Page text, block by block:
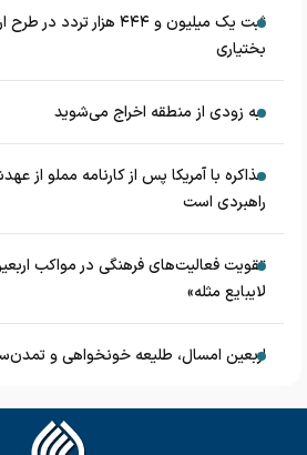
ثبت یک میلیون و ۴۴۴ هزار
بختیاری
به زودی از منطقه اخراج می‌شوید
مذاکره با آمریکا پس از کارنامه مملو از
راهبردی است
تقویت فعالیت‌های فرهنگی در مواکب
لایبایع مثله»
اربعین امسال، طلیعه خونخواهی و